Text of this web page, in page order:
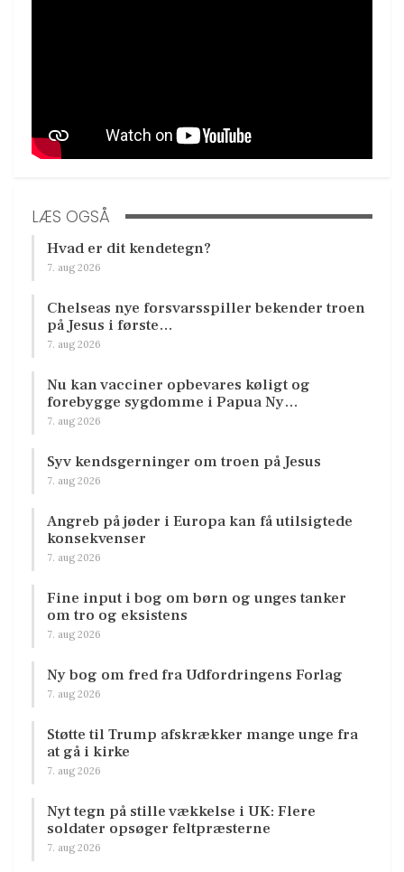
LÆS OGSÅ
Hvad er dit kendetegn?
7. aug 2026
Chelseas nye forsvarsspiller bekender troen
på Jesus i første…
7. aug 2026
Nu kan vacciner opbevares køligt og
forebygge sygdomme i Papua Ny…
7. aug 2026
Syv kendsgerninger om troen på Jesus
7. aug 2026
Angreb på jøder i Europa kan få utilsigtede
konsekvenser
7. aug 2026
Fine input i bog om børn og unges tanker
om tro og eksistens
7. aug 2026
Ny bog om fred fra Udfordringens Forlag
7. aug 2026
Støtte til Trump afskrækker mange unge fra
at gå i kirke
7. aug 2026
Nyt tegn på stille vækkelse i UK: Flere
soldater opsøger feltpræsterne
7. aug 2026